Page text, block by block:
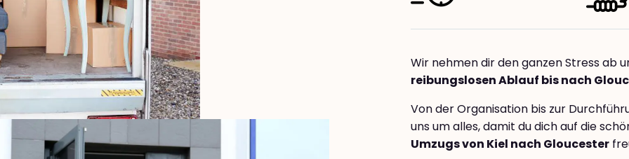
Wir nehmen dir den ganzen Stress ab
reibungslosen Ablauf bis nach
Von der Organisation bis zur
uns um alles, damit du dich auf die
Umzugs von Kiel nach Gloucester